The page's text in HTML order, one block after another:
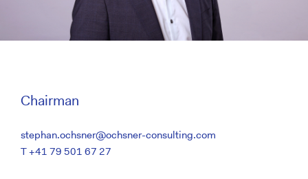
Chairman
stephan.ochsner@ochsner-consulting.com
T +41 79 501 67 27